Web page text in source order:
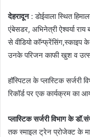
देहरादून: डोईवाला स्थित
एंबेसडर, अभिनेत्री ऐश्वर्या
से वीडियो कॉन्फ्रेंसिंग,स्काइप
उनके परिजन काफी खुश व
हॉस्पिटल के प्लास्टिक सर्जरी
रिकॉर्ड पर एक कार्यक्रम का
प्लास्टिक सर्जरी विभाग के
तक स्माइल ट्रेन प्रोजेक्ट के